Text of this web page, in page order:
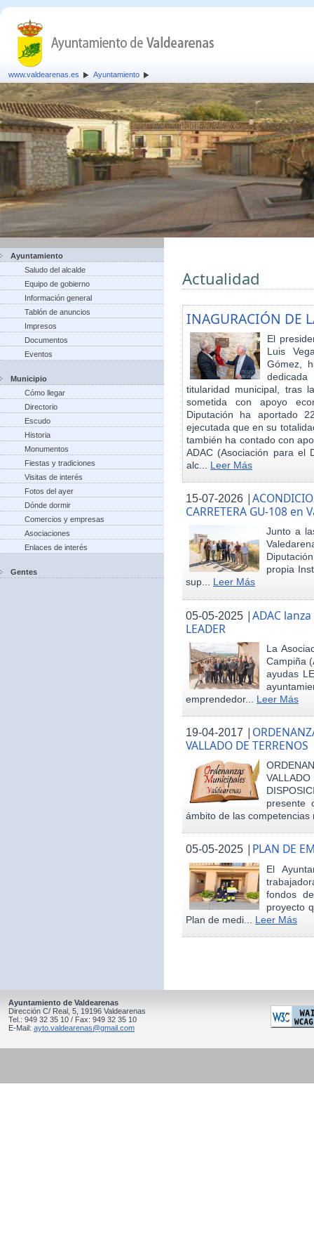
www.valdearenas.es Ayuntamiento
Ayuntamiento
Saludo del alcalde
Equipo de gobierno
Información general
Tablón de anuncios
Impresos
Documentos
Eventos
Municipio
Cómo llegar
Directorio
Escudo
Historia
Monumentos
Fiestas y tradiciones
Visitas de interés
Fotos del ayer
Dónde dormir
Comercios y empresas
Asociaciones
Enlaces de interés
Gentes
Actualidad
INAGURACIÓN DE
El
Luis
Gómez,
titularidad municipal, tras
sometida con apoyo
Diputación ha aportado
ejecutada que en su
también ha contado con
ADAC (Asociación para el
alc... Leer Más
15-07-2026 |
CARRETERA GU-108 en
Junto a
propia
sup... Leer Más
05-05-2025 |ADAC
LEADER
La
Campiña
ayudas
emprendedor... Leer Más
19-04-2017 |
VALLADO DE TERRENOS
presente
ámbito de las
05-05-2025 | PLAN DE
El
fondos
proyecto
Plan de medi... Leer Más
Ayuntamiento de Valdearenas
Dirección C/ Real, 5, 19196 Valdearenas
Tel.: 949 32 35 10 / Fax: 949 32 35 10
E-Mail: ayto.valdearenas@gmail.com